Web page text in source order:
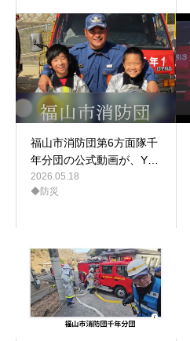
福山市消防団第6方面隊千
年分団の公式動画が、Y…
2026.05.18
◆防災